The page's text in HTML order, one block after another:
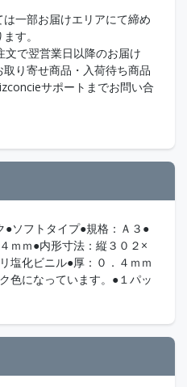
一部お届けエリアにて締め
す。
で翌営業日以降のお届け
り寄せ商品・入荷待ち商品
サポートまでお問い合
●ソフトタイプ●規格：Ａ３●
ｍｍ●内形寸法：縦３０２×
塩化ビニル●厚：０．４ｍｍ
色になっています。●１パッ